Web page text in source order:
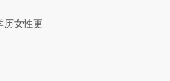
历女性更